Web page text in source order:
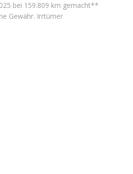
bei 159.809 km gemacht**
Gewähr. Irrtümer